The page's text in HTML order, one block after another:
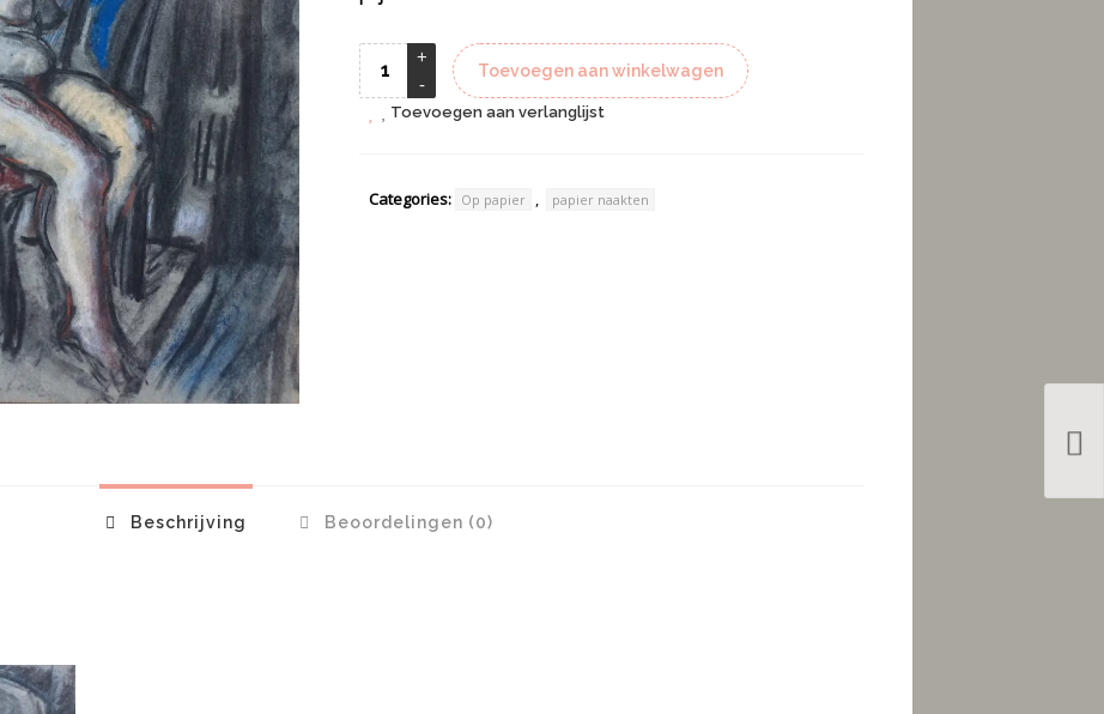
Toevoegen aan winkelwagen
Toevoegen aan verlanglijst
Categories: Op papier papier naakten
Beschrijving Beoordelingen (0)